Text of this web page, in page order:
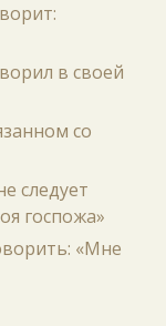
в своей
со
следует
госпожа»
«Мне